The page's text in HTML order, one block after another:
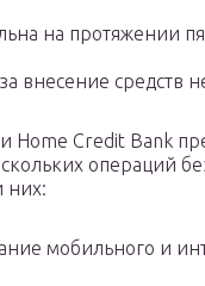
на протяжении
внесение средств
Home Credit Bank
операций
них:
мобильного и